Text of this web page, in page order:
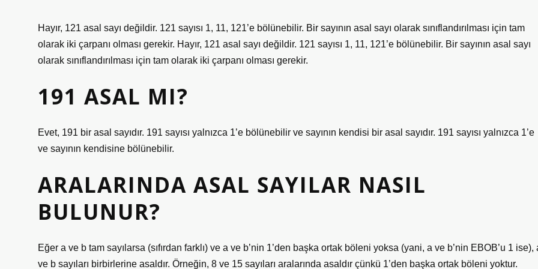
Hayır, 121 asal sayı değildir. 121 sayısı 1, 11, 121’e bölünebilir. Bir sayının asal sayı olarak sınıflandırılması için tam
olarak iki çarpanı olması gerekir. Hayır, 121 asal sayı değildir. 121 sayısı 1, 11, 121’e bölünebilir. Bir sayının asal sayı
olarak sınıflandırılması için tam olarak iki çarpanı olması gerekir.
191 ASAL MI?
Evet, 191 bir asal sayıdır. 191 sayısı yalnızca 1’e bölünebilir ve sayının kendisi bir asal sayıdır. 191 sayısı yalnızca 1’e
ve sayının kendisine bölünebilir.
ARALARINDA ASAL SAYILAR NASIL
BULUNUR?
Eğer a ve b tam sayılarsa (sıfırdan farklı) ve a ve b’nin 1’den başka ortak böleni yoksa (yani, a ve b’nin EBOB’u 1 ise),
ve b sayıları birbirlerine asaldır. Örneğin, 8 ve 15 sayıları aralarında asaldır çünkü 1’den başka ortak böleni yoktur.